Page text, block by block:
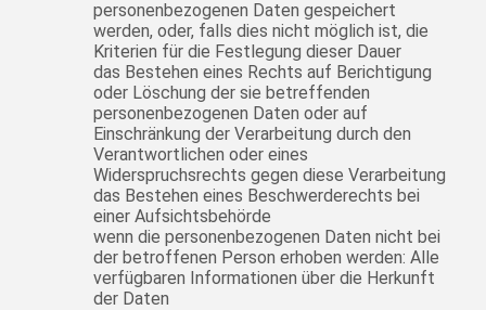
personenbezogenen Daten gespeichert
werden, oder, falls dies nicht möglich ist, die
Kriterien für die Festlegung dieser Dauer
das Bestehen eines Rechts auf Berichtigung
oder Löschung der sie betreffenden
personenbezogenen Daten oder auf
Einschränkung der Verarbeitung durch den
Verantwortlichen oder eines
Widerspruchsrechts gegen diese Verarbeitung
das Bestehen eines Beschwerderechts bei
einer Aufsichtsbehörde
wenn die personenbezogenen Daten nicht bei
der betroffenen Person erhoben werden: Alle
verfügbaren Informationen über die Herkunft
der Daten